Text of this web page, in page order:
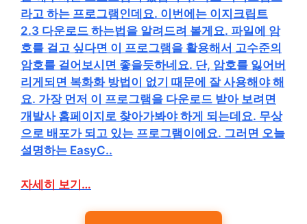
라고 하는 프로그램인데요. 이번에는 이지크립트
2.3 다운로드 하는법을 알려드려 볼게요. 파일에 암
호를 걸고 싶다면 이 프로그램을 활용해서 고수준의
암호를 걸어보시면 좋을듯하네요. 단, 암호를 잃어버
리게되면 복화화 방법이 없기 때문에 잘 사용해야 해
요. 가장 먼저 이 프로그램을 다운로드 받아 보려면
개발사 홈페이지로 찾아가봐야 하게 되는데요. 무상
으로 배포가 되고 있는 프로그램이에요. 그러면 오늘
설명하는 EasyC..
자세히 보기…